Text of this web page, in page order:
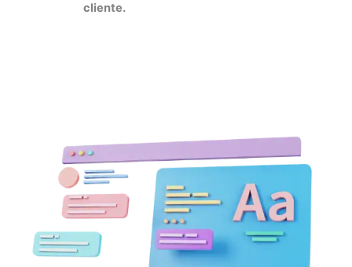
cliente.